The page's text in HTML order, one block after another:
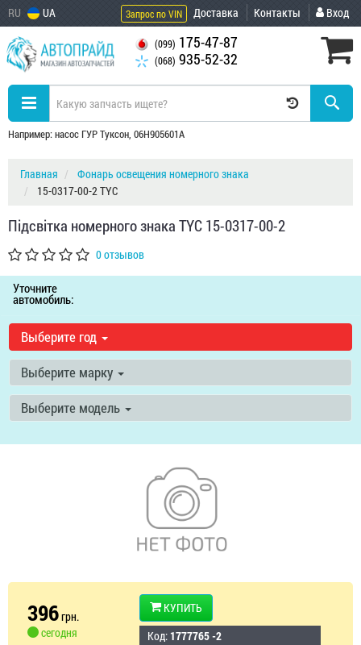
RU UA Запрос по VIN Доставка Контакты Вход
(099) 175-47-87
(068) 935-52-32
Например: насос ГУР Туксон, 06H905601A
Главная
Фонарь освещения номерного знака
15-0317-00-2 TYC
Підсвітка номерного знака TYC 15-0317-00-2
0 отзывов
Уточните
автомобиль:
Выберите год
Выберите марку
Выберите модель
396грн.
сегодня
КУПИТЬ
Код: 1777765 -2